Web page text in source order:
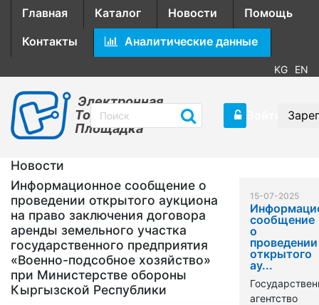
Главная Каталог Новости
Помощь
Контакты
Аналитические данные
KG EN
Электронная
Торговая
Площадка
Новости
Информационное сообщение о
проведении открытого аукциона
на право заключения договора
аренды земельного участка
государственного предприятия
«Военно-подсобное хозяйство»
при Министерстве обороны
Кыргызской Республики
15-07-2025
сообщение
о
проведении
открытого
ау...
агентство